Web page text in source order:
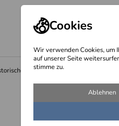
Cookies
Wir verwenden Cookies, um
auf unserer Seite
stimme zu.
Ablehnen
Sonderangebote
Vorlagen